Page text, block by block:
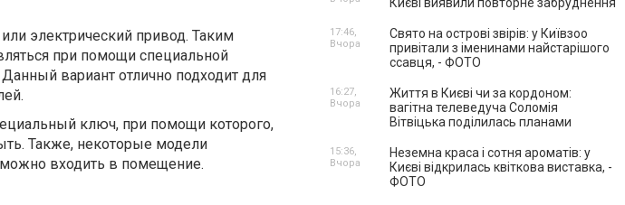
электрический привод. Таким
при помощи специальной
вариант отлично подходит для
ключ, при помощи которого,
Также, некоторые модели
входить в помещение.
Свято на острові звірів: у Київзоо
привітали з іменинами найстарішого
ссавця, - ФОТО
17:46,
Вчора
Життя в Києві чи за кордоном:
вагітна телеведуча Соломія
Вітвіцька поділилась планами
16:27,
Вчора
Неземна краса і сотня ароматів: у
Києві відкрилась квіткова виставка, -
ФОТО
15:36,
Вчора